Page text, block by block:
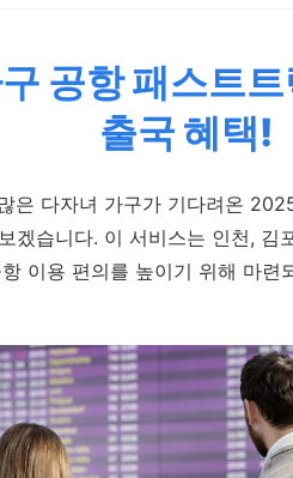
공항 패스트
출국 혜택!
은 다자녀 가구가 기다려온
겠습니다. 이 서비스는 인천, 김
이용 편의를 높이기 위해 마련